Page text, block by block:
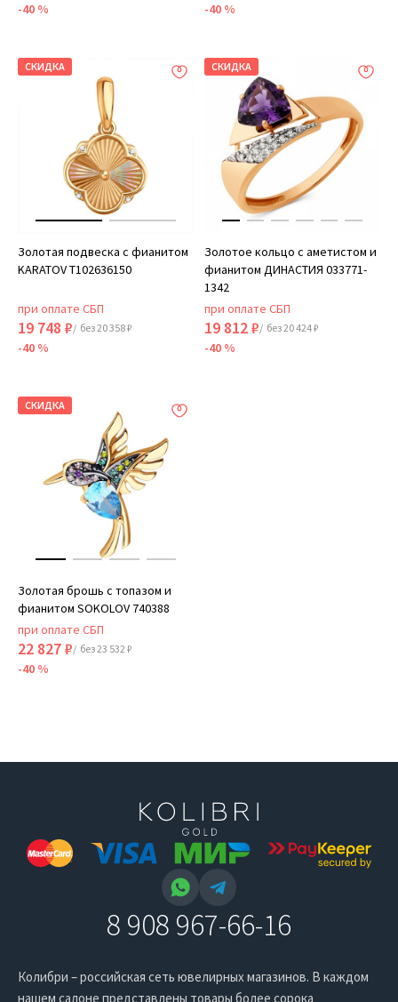
-40 % -40 %
СКИДКА
Золотая подвеска с фианитом
KARATOV Т102636150
при оплате СБП
19 748 ₽/ без 20 358 ₽
-40 %
СКИДКА
Золотое кольцо с аметистом и
фианитом ДИНАСТИЯ 033771-
1342
при оплате СБП
19 812 ₽/ без 20 424 ₽
-40 %
СКИДКА
Золотая брошь с топазом и
фианитом SOKOLOV 740388
при оплате СБП
22 827 ₽/ без 23 532 ₽
-40 %
8 908 967-66-16
Колибри – российская сеть ювелирных магазинов. В каждом
нашем салоне представлены товары более сорока